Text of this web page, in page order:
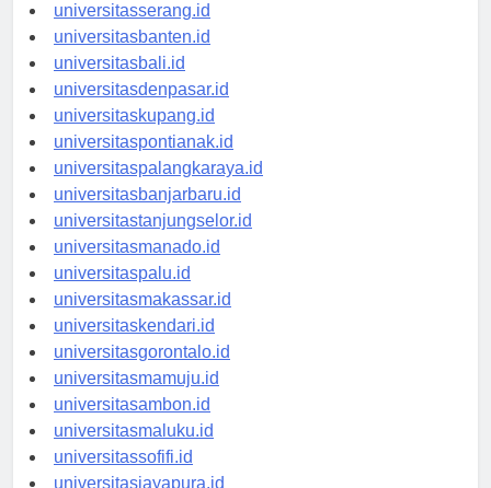
universitassurabaya.id
universitasserang.id
universitasbanten.id
universitasbali.id
universitasdenpasar.id
universitaskupang.id
universitaspontianak.id
universitaspalangkaraya.id
universitasbanjarbaru.id
universitastanjungselor.id
universitasmanado.id
universitaspalu.id
universitasmakassar.id
universitaskendari.id
universitasgorontalo.id
universitasmamuju.id
universitasambon.id
universitasmaluku.id
universitassofifi.id